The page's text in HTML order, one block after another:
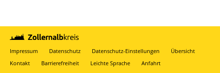
Impressum Datenschutz Datenschutz-Einstellungen
Übersicht
Kontakt
Barrierefreiheit Leichte Sprache Anfahrt